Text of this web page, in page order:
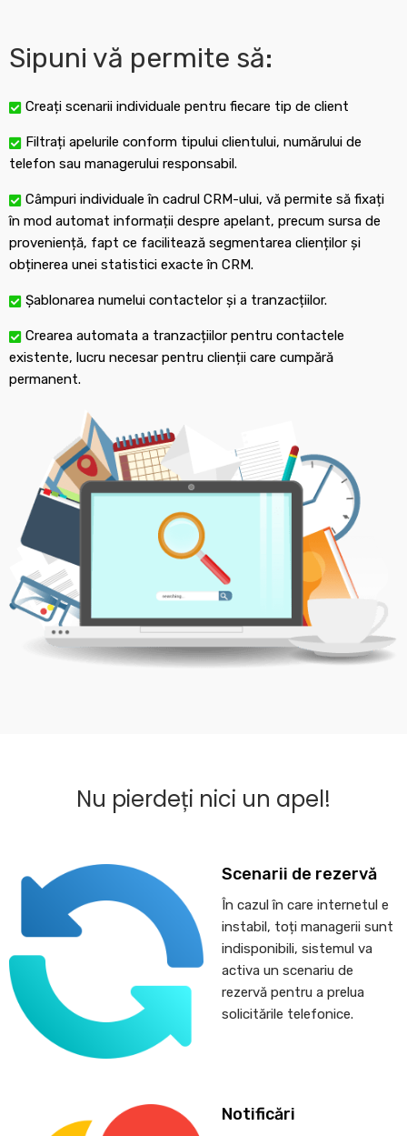
Sipuni vă permite să:
Creați scenarii individuale pentru fiecare tip de client
Filtrați apelurile conform tipului clientului, numărului de
telefon sau managerului responsabil.
Câmpuri individuale în cadrul CRM-ului, vă permite să fixați
în mod automat informații despre apelant, precum sursa de
proveniență, fapt ce facilitează segmentarea clienților și
obținerea unei statistici exacte în CRM.
Șablonarea numelui contactelor și a tranzacțiilor.
Crearea automata a tranzacțiilor pentru contactele
existente, lucru necesar pentru clienții care cumpără
permanent.
Nu pierdeți nici un apel!
Scenarii de rezervă
În cazul în care internetul e
instabil, toți managerii sunt
indisponibili, sistemul va
activa un scenariu de
rezervă pentru a prelua
solicitările telefonice.
Notificări